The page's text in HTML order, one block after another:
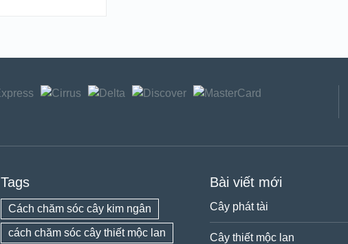
Tags
Cách chăm sóc cây kim ngân
cách chăm sóc cây thiết mộc lan
Bài viết mới
Cây phát tài
Cây thiết mộc lan